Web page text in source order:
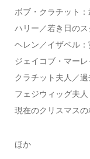
ボブ・クラチット
ハリー／若き日の
ヘレン／イザベル
ジェイコブ・マー
クラチット夫人／
フェジウィッグ夫
現在のクリスマス
ほか